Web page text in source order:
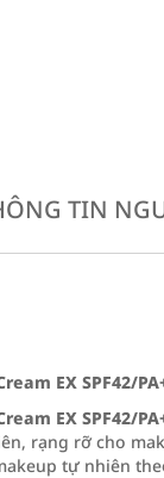
TIN
EX SPF42/
EX SPF42/
rạng rỡ cho
tự nhiên